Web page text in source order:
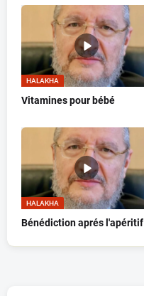
HALAKHA
Vitamines pour bébé
HALAKHA
Bénédiction aprés l'apéritif